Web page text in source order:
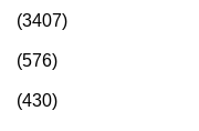
(3407)
(576)
(430)